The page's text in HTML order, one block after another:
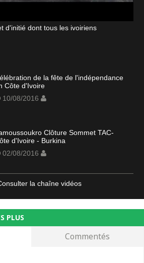
d'initié dont tous les ivoiriens
de la fête de l'indépendance
Côte d'Ivoire
10/08/2016
Clôture Sommet TAC-
d'Ivoire - Burkina
02/08/2016
la chaîne vidéos
PLUS
Commentés